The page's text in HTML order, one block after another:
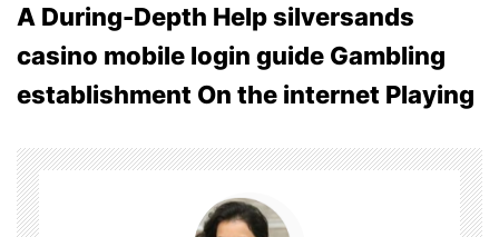
t
n
v
i
A During-Depth Help silversands
casino mobile login guide Gambling
establishment On the internet Playing